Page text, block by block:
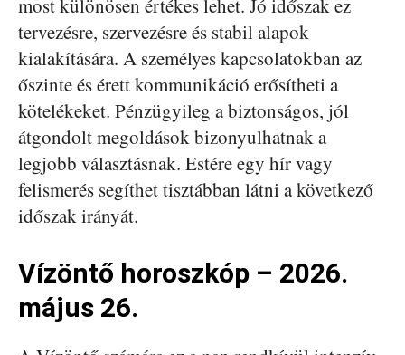
most különösen értékes lehet. Jó időszak ez
tervezésre, szervezésre és stabil alapok
kialakítására. A személyes kapcsolatokban az
őszinte és érett kommunikáció erősítheti a
kötelékeket. Pénzügyileg a biztonságos, jól
átgondolt megoldások bizonyulhatnak a
legjobb választásnak. Estére egy hír vagy
felismerés segíthet tisztábban látni a következő
időszak irányát.
Vízöntő horoszkóp – 2026.
május 26.